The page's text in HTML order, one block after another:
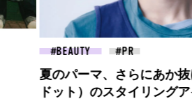
FASHION
高橋璃央と、ジュエッテ
定番、ピンクゴールドが